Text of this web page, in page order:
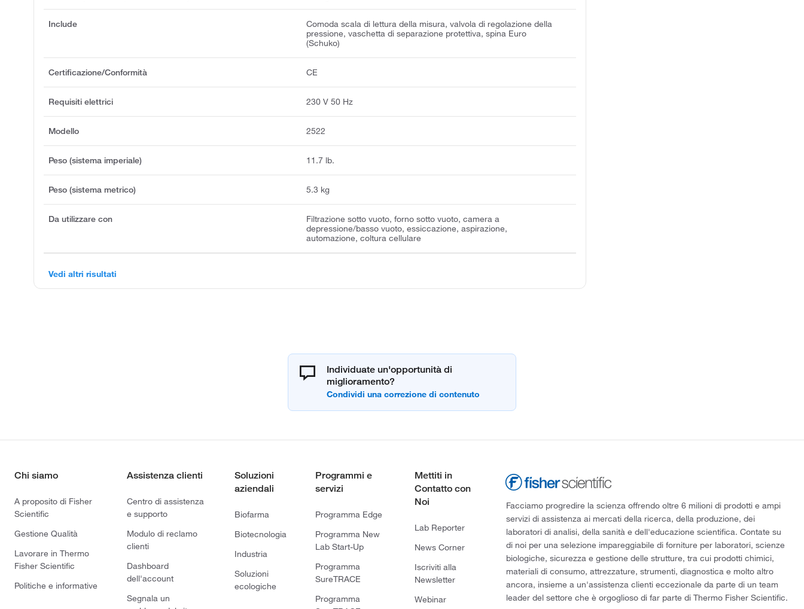
Include
Comoda scala di lettura della misura, valvola di regolazione della
pressione, vaschetta di separazione protettiva, spina Euro
(Schuko)
Certificazione/Conformità CE
Requisiti elettrici 230 V 50 Hz
Modello 2522
Peso (sistema imperiale) 11.7 lb.
Peso (sistema metrico) 5.3 kg
Da utilizzare con
Filtrazione sotto vuoto, forno sotto vuoto, camera a
depressione/basso vuoto, essiccazione, aspirazione,
automazione, coltura cellulare
Vedi altri risultati
Individuate un'opportunità di
miglioramento?
Chi siamo
A proposito di Fisher
Scientific
Gestione Qualità
Lavorare in Thermo
Fisher Scientific
Politiche e informative
Assistenza clienti
Centro di assistenza
e supporto
Modulo di reclamo
clienti
Dashboard
dell'account
Segnala un
Soluzioni
aziendali
Biofarma
Biotecnologia
Industria
Soluzioni
ecologiche
Programmi e
servizi
Programma Edge
Programma New
Lab Start-Up
Programma
SureTRACE
Programma
Mettiti in
Contatto con
Noi
Lab Reporter
News Corner
Iscriviti alla
Newsletter
Webinar
Facciamo progredire la scienza offrendo oltre 6 milioni di prodotti e ampi
servizi di assistenza ai mercati della ricerca, della produzione, dei
laboratori di analisi, della sanità e dell'educazione scientifica. Contate su
di noi per una selezione impareggiabile di forniture per laboratori, scienze
biologiche, sicurezza e gestione delle strutture, tra cui prodotti chimici,
materiali di consumo, attrezzature, strumenti, diagnostica e molto altro
ancora, insieme a un'assistenza clienti eccezionale da parte di un team
leader del settore che è orgoglioso di far parte di Thermo Fisher Scientific.